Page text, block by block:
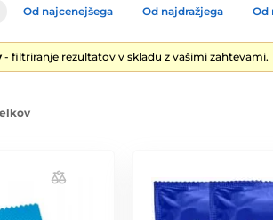
Od najcenejšega Od najdražjega Od
- filtriranje rezultatov v skladu z vašimi zahtevami.